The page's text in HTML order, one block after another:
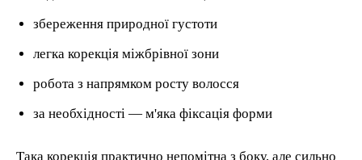
збереження природної густоти
легка корекція міжбрівної зони
робота з напрямком росту волосся
за необхідності — м'яка фіксація форми
Така корекція практично непомітна з боку, але сильно